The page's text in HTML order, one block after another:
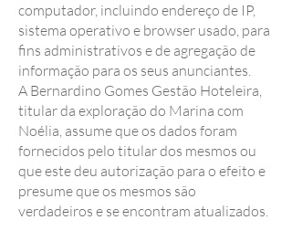
computador, incluindo endereço de IP,
sistema operativo e browser usado, para
fins administrativos e de agregação de
informação para os seus anunciantes.
A Bernardino Gomes Gestão Hoteleira,
titular da exploração do Marina com
Noélia, assume que os dados foram
fornecidos pelo titular dos mesmos ou
que este deu autorização para o efeito e
presume que os mesmos são
verdadeiros e se encontram atualizados.